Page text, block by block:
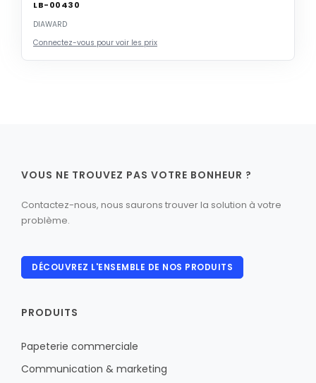
LB-00430
DIAWARD
Connectez-vous pour voir les prix
VOUS NE TROUVEZ PAS VOTRE BONHEUR ?
Contactez-nous, nous saurons trouver la solution à votre
problème.
DÉCOUVREZ L'ENSEMBLE DE NOS PRODUITS
PRODUITS
Papeterie commerciale
Communication & marketing